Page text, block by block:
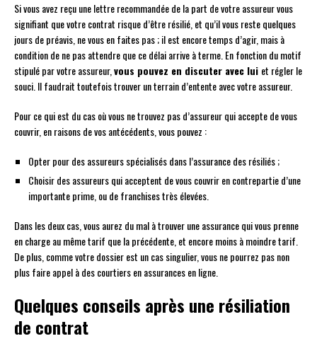
Si vous avez reçu une lettre recommandée de la part de votre assureur vous
signifiant que votre contrat risque d’être résilié, et qu’il vous reste quelques
jours de préavis, ne vous en faites pas ; il est encore temps d’agir, mais à
condition de ne pas attendre que ce délai arrive à terme. En fonction du motif
stipulé par votre assureur,vous pouvez en discuter avec lui et régler le
souci. Il faudrait toutefois trouver un terrain d’entente avec votre assureur.
Pour ce qui est du cas où vous ne trouvez pas d’assureur qui accepte de vous
couvrir, en raisons de vos antécédents, vous pouvez :
Opter pour des assureurs spécialisés dans l’assurance des résiliés ;
Choisir des assureurs qui acceptent de vous couvrir en contrepartie d’une
importante prime, ou de franchises très élevées.
Dans les deux cas, vous aurez du mal à trouver une assurance qui vous prenne
en charge au même tarif que la précédente, et encore moins à moindre tarif.
De plus, comme votre dossier est un cas singulier, vous ne pourrez pas non
plus faire appel à des courtiers en assurances en ligne.
Quelques conseils après une résiliation
de contrat